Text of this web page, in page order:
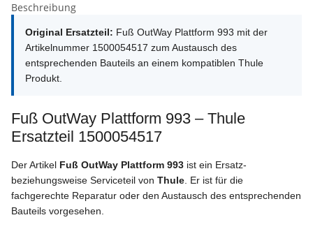
Beschreibung
Original Ersatzteil: Fuß OutWay Plattform 993 mit der
Artikelnummer 1500054517 zum Austausch des
entsprechenden Bauteils an einem kompatiblen Thule
Produkt.
Fuß OutWay Plattform 993 – Thule
Ersatzteil 1500054517
Der Artikel Fuß OutWay Plattform 993 ist ein Ersatz-
beziehungsweise Serviceteil von Thule . Er ist für die
fachgerechte Reparatur oder den Austausch des entsprechenden
Bauteils vorgesehen.